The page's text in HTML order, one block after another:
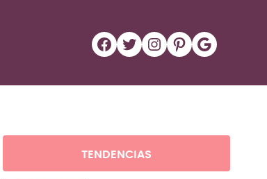
Facebook Twitter Instagram Pinterest Google
TENDENCIAS